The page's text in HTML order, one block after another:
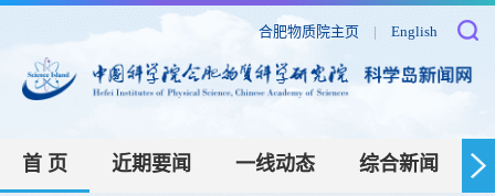
合肥物质院主页 | English
首 页 近期要闻 一线动态 综合新闻